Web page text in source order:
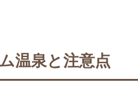
温泉と注意点